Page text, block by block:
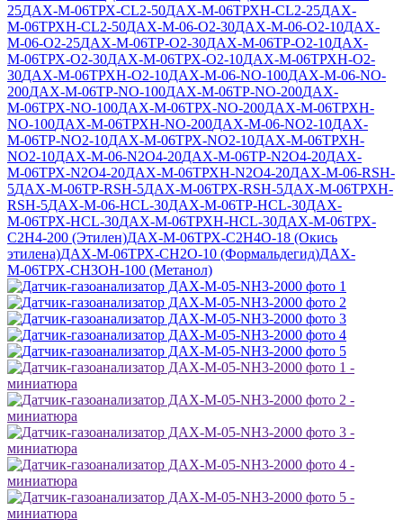
25ДАХ-М-06ТРХ-CL2-50ДАХ-М-06ТРХН-CL2-25ДАХ-
М-06ТРХН-CL2-50ДАХ-М-06-O2-30ДАХ-М-06-O2-10ДАХ-
М-06-O2-25ДАХ-М-06ТР-O2-30ДАХ-М-06ТР-O2-10ДАХ-
М-06ТРХ-O2-30ДАХ-М-06ТРХ-O2-10ДАХ-М-06ТРХН-O2-
30ДАХ-М-06ТРХН-O2-10ДАХ-М-06-NO-100ДАХ-М-06-NO-
200ДАХ-М-06ТР-NO-100ДАХ-М-06ТР-NO-200ДАХ-
М-06ТРХ-NO-100ДАХ-М-06ТРХ-NO-200ДАХ-М-06ТРХН-
NO-100ДАХ-М-06ТРХН-NO-200ДАХ-М-06-NO2-10ДАХ-
М-06ТР-NO2-10ДАХ-М-06ТРХ-NO2-10ДАХ-М-06ТРХН-
NO2-10ДАХ-М-06-N2O4-20ДАХ-М-06ТР-N2O4-20ДАХ-
М-06ТРХ-N2O4-20ДАХ-М-06ТРХН-N2O4-20ДАХ-М-06-RSH-
5ДАХ-М-06ТР-RSH-5ДАХ-М-06ТРХ-RSH-5ДАХ-М-06ТРХН-
RSH-5ДАХ-М-06-HCL-30ДАХ-М-06ТР-HCL-30ДАХ-
М-06ТРХ-HCL-30ДАХ-М-06ТРХН-HCL-30ДАХ-М-06ТРХ-
C2H4-200 (Этилен)ДАХ-М-06ТРХ-C2H4O-18 (Окись
этилена)ДАХ-М-06ТРХ-CH2O-10 (Формальдегид)ДАХ-
М-06ТРХ-CH3OH-100 (Метанол)